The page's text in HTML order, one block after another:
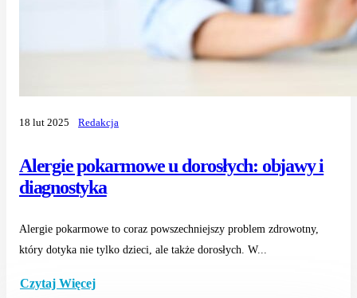
Alergie pokarmowe u dorosłych: objawy i
diagnostyka
18 lut 2025 Redakcja
Alergie pokarmowe to coraz powszechniejszy problem zdrowotny,
który dotyka nie tylko dzieci, ale także dorosłych. W...
Czytaj Więcej